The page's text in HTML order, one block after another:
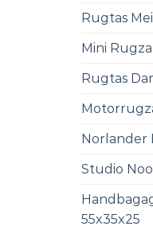
Rugtas
Mini
Rugtas
Norlander
Studio
55x35x25